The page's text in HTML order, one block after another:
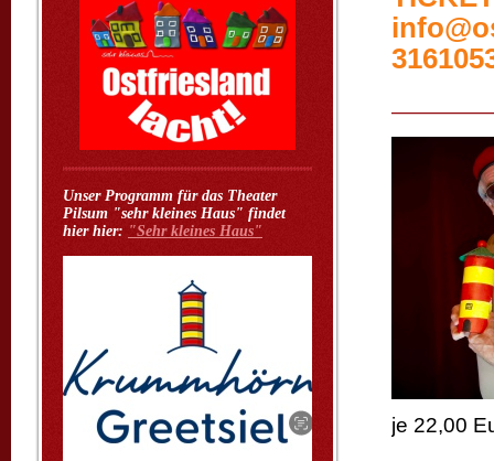
Unser Programm für das Theater
Pilsum "sehr kleines Haus" findet
hier hier: "Sehr kleines Haus"
je 22,00